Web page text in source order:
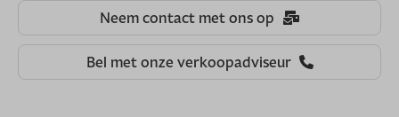
Neem contact met ons op
Bel met onze verkoopadviseur